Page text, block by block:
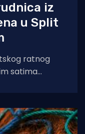
iz
u Split
ratnog
satima